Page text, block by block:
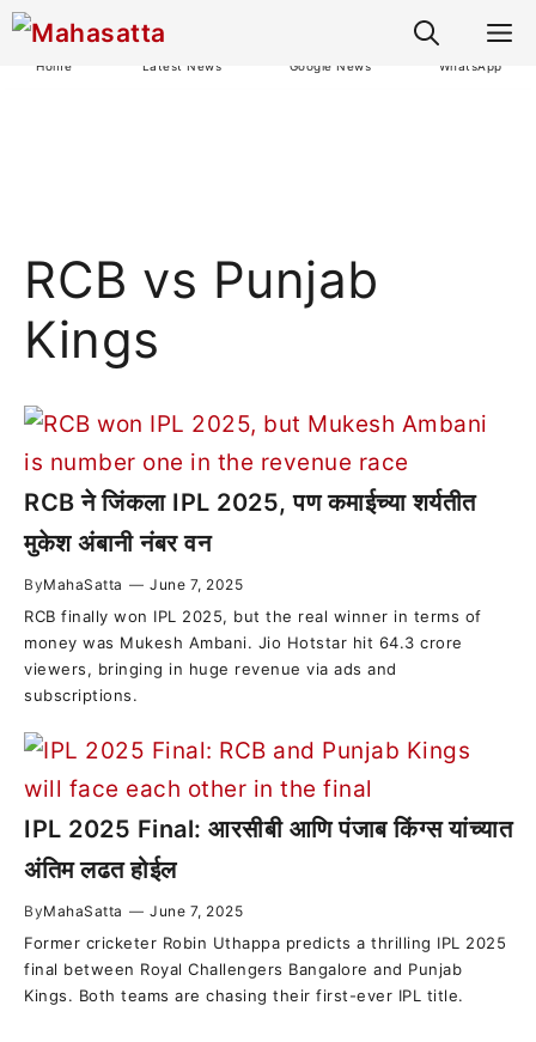
Home Latest News Google News WhatsApp
RCB vs Punjab
Kings
RCB ने जिंकला IPL 2025, पण कमाईच्या शर्यतीत
मुकेश अंबानी नंबर वन
ByMahaSatta — June 7, 2025
RCB finally won IPL 2025, but the real winner in terms of
money was Mukesh Ambani. Jio Hotstar hit 64.3 crore
viewers, bringing in huge revenue via ads and
subscriptions.
IPL 2025 Final: आरसीबी आणि पंजाब किंग्स यांच्यात
अंतिम लढत होईल
ByMahaSatta — June 7, 2025
Former cricketer Robin Uthappa predicts a thrilling IPL 2025
final between Royal Challengers Bangalore and Punjab
Kings. Both teams are chasing their first-ever IPL title.